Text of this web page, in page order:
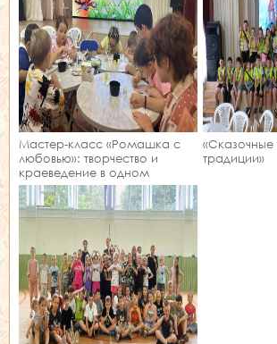
Мастер‑класс «Ромашка с
любовью»: творчество и
краеведение в одном
занятии!
традиции»